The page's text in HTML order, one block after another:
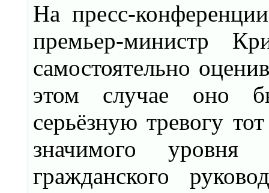
На пресс-
премьер-министр
самостоятельно
этом случае оно
серьёзную тревогу
значимого уровня
гражданского